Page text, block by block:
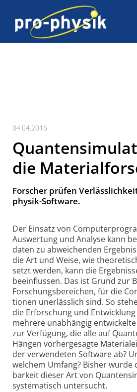
04.04.2016
die
Forscher prüfen
physik-Software.
Der Einsatz von
Auswertung und Analyse kann
daten zu abwei­chenden
die Art und Weise, wie
setzt werden, kann die
beein­flussen. Das ist Grund zur
Forschungs­bereichen, für die
tionen uner­lässlich sind. So
die Erfor­schung und
mehrere unab­hängig
zur Verfügung, die alle auf
Hängen vorher­gesagte
der verwen­deten Software ab?
welchem Umfang? Bisher
barkeit dieser Art von
syste­matisch unter­sucht.